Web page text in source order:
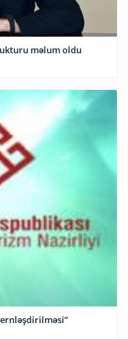
məlum oldu